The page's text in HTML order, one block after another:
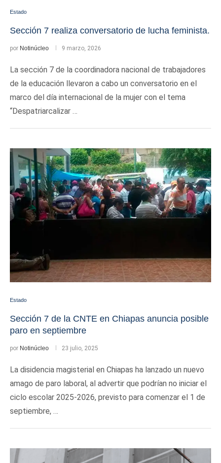
Estado
Sección 7 realiza conversatorio de lucha feminista.
por Notinúcleo 9 marzo, 2026
La sección 7 de la coordinadora nacional de trabajadores
de la educación llevaron a cabo un conversatorio en el
marco del día internacional de la mujer con el tema
“Despatriarcalizar …
Estado
Sección 7 de la CNTE en Chiapas anuncia posible
paro en septiembre
por Notinúcleo 23 julio, 2025
La disidencia magisterial en Chiapas ha lanzado un nuevo
amago de paro laboral, al advertir que podrían no iniciar el
ciclo escolar 2025-2026, previsto para comenzar el 1 de
septiembre, …